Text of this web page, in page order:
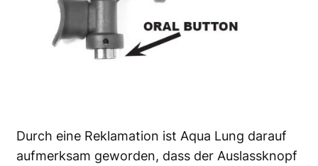
Durch eine Reklamation ist Aqua Lung darauf
aufmerksam geworden, dass der Auslassknopf